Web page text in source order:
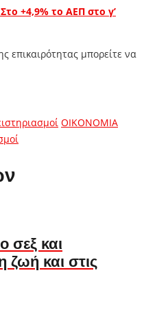
+4,9% το ΑΕΠ στο γ’
επικαιρότητας μπορείτε να
ΟΙΚΟΝΟΜΙΑ
σεξ και
ζωή και στις